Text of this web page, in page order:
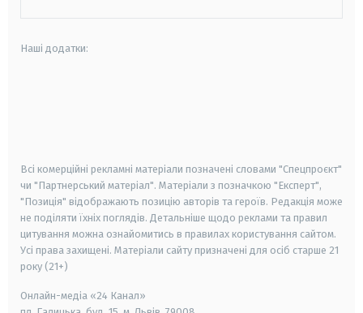
Наші додатки:
Всі комерційні рекламні матеріали позначені словами "Спецпроєкт"
чи "Партнерський матеріал". Матеріали з позначкою "Експерт",
"Позиція" відображають позицію авторів та героїв. Редакція може
не поділяти їхніх поглядів. Детальніше щодо реклами та правил
цитування можна ознайомитись в правилах користування сайтом.
Усі права захищені. Матеріали сайту призначені для осіб старше 21
року (21+)
Онлайн-медіа «24 Канал»